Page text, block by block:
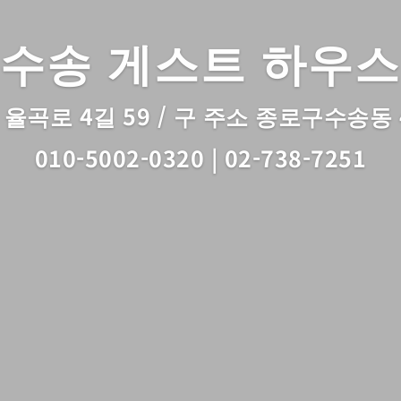
수송 게스트 하우스
곡로 4길 59 / 구 주소 종로구수송동
010-5002-0320 | 02-738-7251